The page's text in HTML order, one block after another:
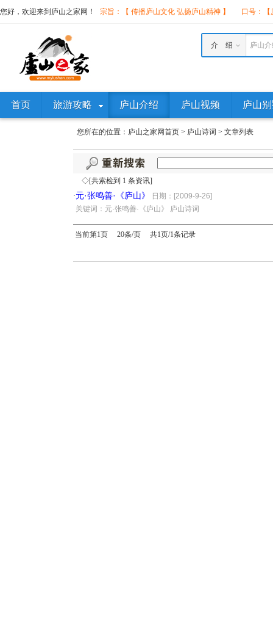
您好，欢迎来到庐山之家网！ 宗旨：【 传播庐山文化 弘扬庐山精神 】 口号：
庐山
介 绍
首页 旅游攻略 庐山介绍 庐山视频 庐山
您所在的位置： 庐山之家网首页 > 庐山诗词 > 文章列表
◇[共索检到 1 条资讯]
·元·张鸣善·《庐山》
日期：[2009-9-26]
关键词：元·张鸣善·《庐山》 庐山诗词
当前第1页 20条/页 共1页/1条记录